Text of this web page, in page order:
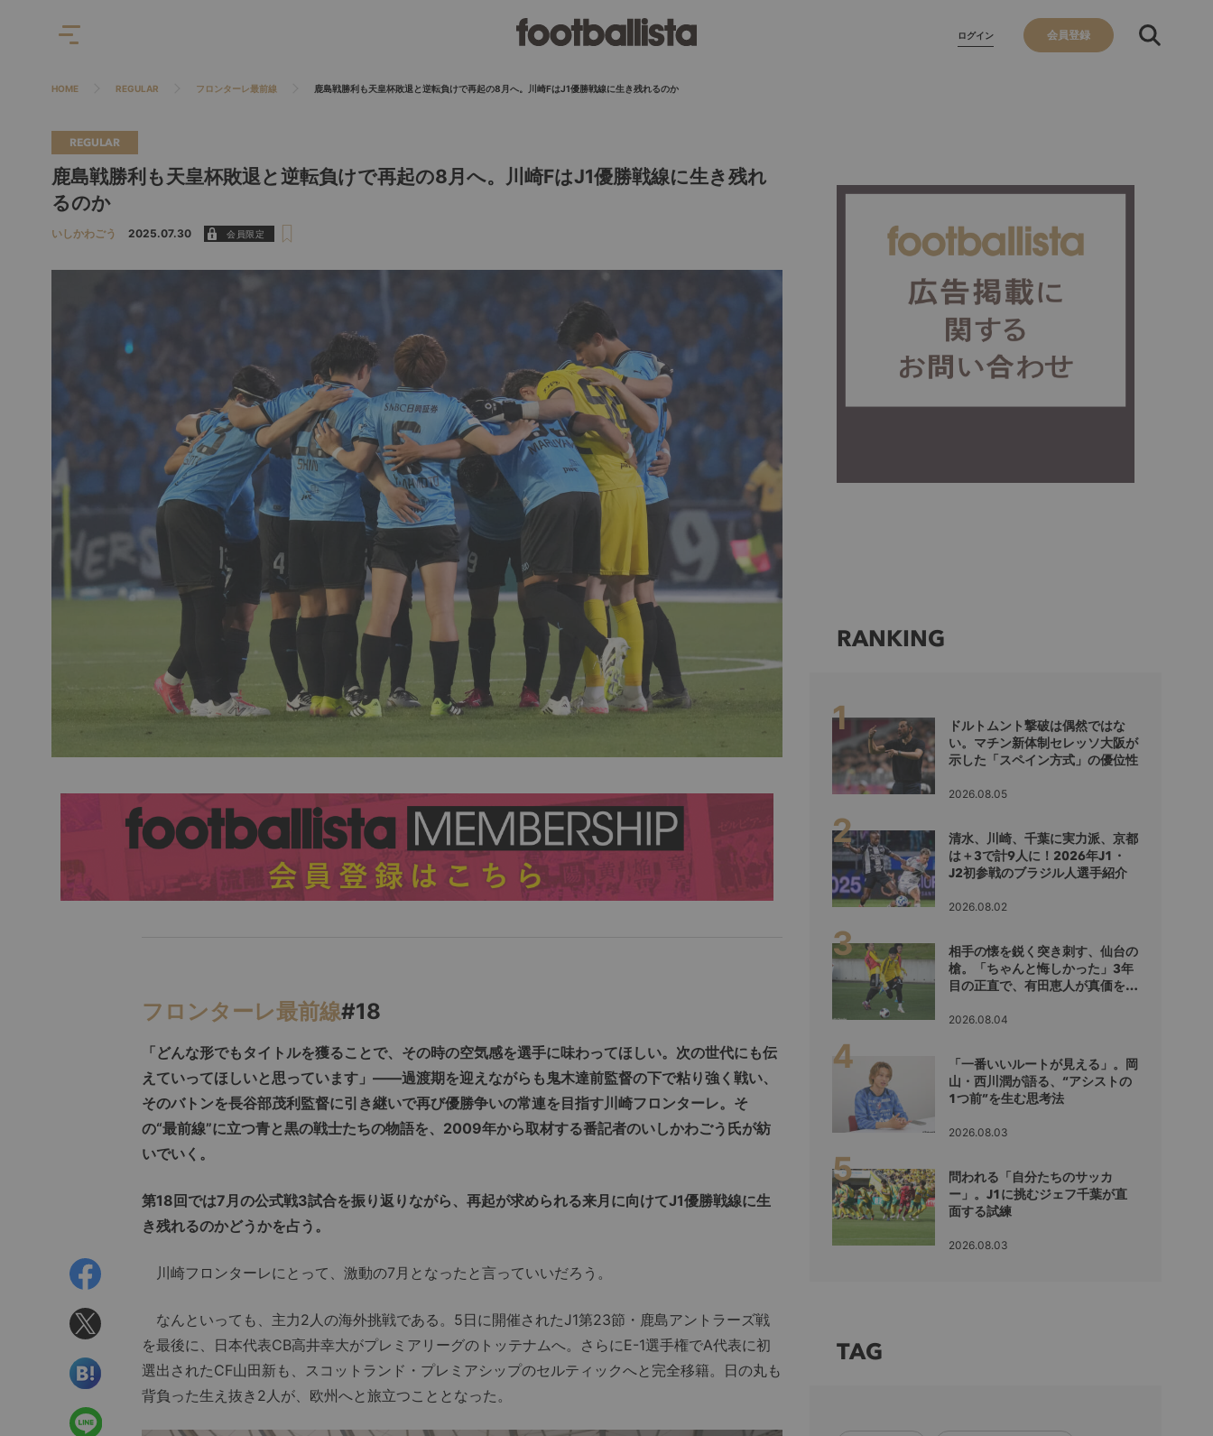
ログイン 会員登録
HOME REGULAR フロンターレ最前線 鹿島戦勝利も天皇杯敗退と逆転負けで再起の8月へ。川崎FはJ1優勝戦線に生き残れるのか
REGULAR
鹿島戦勝利も天皇杯敗退と逆転負けで再起の8月へ。川崎FはJ1優勝戦線に生き残れ
るのか
いしかわごう 2025.07.30
フロンターレ最前線#18
「どんな形でもタイトルを獲ることで、その時の空気感を選手に味わってほしい。次の世代にも伝
えていってほしいと思っています」――過渡期を迎えながらも鬼木達前監督の下で粘り強く戦い、
そのバトンを長谷部茂利監督に引き継いで再び優勝争いの常連を目指す川崎フロンターレ。そ
の“最前線”に立つ青と黒の戦士たちの物語を、2009年から取材する番記者のいしかわごう氏が紡
いでいく。
第18回では7月の公式戦3試合を振り返りながら、再起が求められる来月に向けてJ1優勝戦線に生
き残れるのかどうかを占う。
川崎フロンターレにとって、激動の7月となったと言っていいだろう。
なんといっても、主力2人の海外挑戦である。5日に開催されたJ1第23節・鹿島アントラーズ戦
を最後に、日本代表CB高井幸大がプレミアリーグのトッテナムへ。さらにE-1選手権でA代表に初
選出されたCF山田新も、スコットランド・プレミアシップのセルティックへと完全移籍。日の丸も
背負った生え抜き2人が、欧州へと旅立つこととなった。
RANKING
ドルトムント撃破は偶然ではな
い。マチン新体制セレッソ大阪が
示した「スペイン方式」の優位性
2026.08.05
清水、川崎、千葉に実力派、京都
は＋3で計9人に！2026年J1・
J2初参戦のブラジル人選手紹介
2026.08.02
相手の懐を鋭く突き刺す、仙台の
槍。「ちゃんと悔しかった」3年
目の正直で、有田恵人が真価を示
2026.08.04
「一番いいルートが見える」。岡
山・西川潤が語る、“アシストの
1つ前”を生む思考法
2026.08.03
問われる「自分たちのサッカ
ー」。J1に挑むジェフ千葉が直
面する試練
2026.08.03
TAG